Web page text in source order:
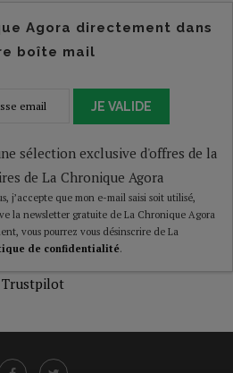
Agora directement dans
boîte mail
JE VALIDE
sélection exclusive d'offres de la
de La Chronique Agora
j’accepte que mon e-mail saisi soit utilisé,
la newsletter gratuite de La Chronique Agora
vous pourrez vous désinscrire de La
de confidentialité.
Trustpilot